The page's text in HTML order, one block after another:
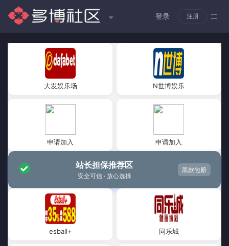
登录 注册
大发娱乐场 N世博娱乐
申请加入 申请加入
站长担保推荐区
安全可信 · 放心选择
黑款包赔
esball+ 同乐城